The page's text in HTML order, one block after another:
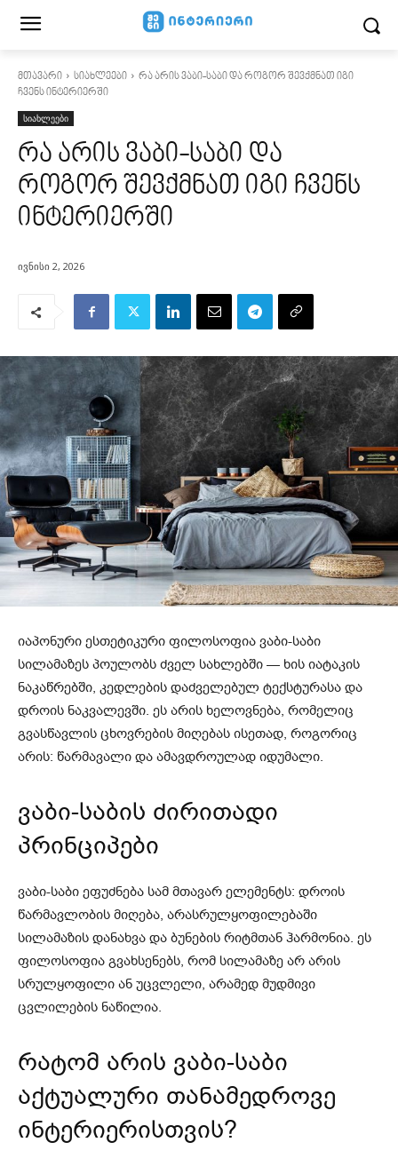
მთავარი სიახლეები
რა არის ვაბი-საბი და როგორ შევქმნათ იგი
ჩვენს ინტერიერში
სიახლეები
რა არის ვაბი-საბი და
როგორ შევქმნათ იგი ჩვენს
ინტერიერში
ივნისი 2, 2026
იაპონური ესთეტიკური ფილოსოფია ვაბი-საბი
სილამაზეს პოულობს ძველ სახლებში — ხის იატაკის
ნაკაწრებში, კედლების დაძველებულ ტექსტურასა და
დროის ნაკვალევში. ეს არის ხელოვნება, რომელიც
გვასწავლის ცხოვრების მიღებას ისეთად, როგორიც
არის: წარმავალი და ამავდროულად იდუმალი.
ვაბი-საბის ძირითადი
პრინციპები
ვაბი-საბი ეფუძნება სამ მთავარ ელემენტს: დროის
წარმავლობის მიღება, არასრულყოფილებაში
სილამაზის დანახვა და ბუნების რიტმთან ჰარმონია. ეს
ფილოსოფია გვახსენებს, რომ სილამაზე არ არის
სრულყოფილი ან უცვლელი, არამედ მუდმივი
ცვლილების ნაწილია.
რატომ არის ვაბი-საბი
აქტუალური თანამედროვე
ინტერიერისთვის?